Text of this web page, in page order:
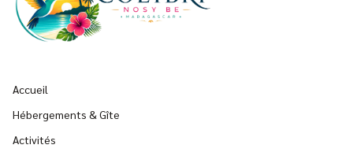
Accueil
Hébergements & Gîte
Activités